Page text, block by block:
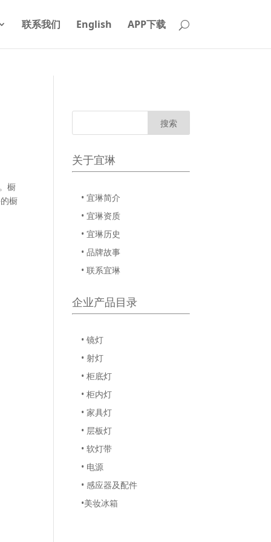
联系我们 English APP下载
橱
橱
关于宜琳
• 宜琳简介
• 宜琳资质
• 宜琳历史
• 品牌故事
• 联系宜琳
企业产品目录
• 镜灯
• 射灯
• 柜底灯
• 柜内灯
• 家具灯
• 层板灯
• 软灯带
• 电源
• 感应器及配件
•美妆冰箱